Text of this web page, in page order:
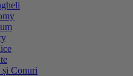
și Conuri